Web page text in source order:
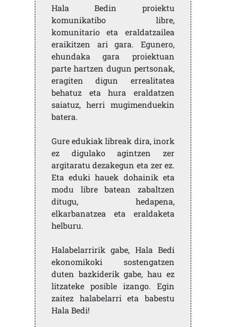
Hala Bedin proiektu
komunikatibo libre,
komunitario eta eraldatzailea
eraikitzen ari gara. Egunero,
ehundaka gara proiektuan
parte hartzen dugun pertsonak,
eragiten digun errealitatea
behatuz eta hura eraldatzen
saiatuz, herri mugimenduekin
batera.
Gure edukiak libreak dira, inork
ez digulako agintzen zer
argitaratu dezakegun eta zer ez.
Eta eduki hauek dohainik eta
modu libre batean zabaltzen
ditugu, hedapena,
elkarbanatzea eta eraldaketa
helburu.
Halabelarririk gabe, Hala Bedi
ekonomikoki sostengatzen
duten bazkiderik gabe, hau ez
litzateke posible izango. Egin
zaitez halabelarri eta babestu
Hala Bedi!